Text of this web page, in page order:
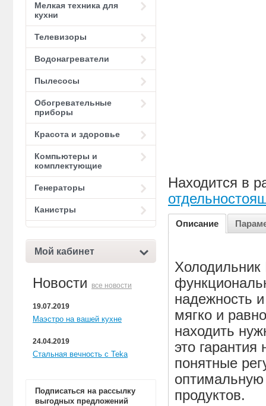
Мелкая техника для
кухни
Телевизоры
Водонагреватели
Пылесосы
Обогревательные
приборы
Красота и здоровье
Компьютеры и
комплектующие
Генераторы
Канистры
Мой кабинет
Новости все новости
19.07.2019
Маэстро на вашей кухне
24.04.2019
Стальная вечность с Teka
Подписаться на рассылку
выгодных предложений
Находится в
Описание
надежность
мягко и
находить
это гарантия
понятные
оптимальную
продуктов.